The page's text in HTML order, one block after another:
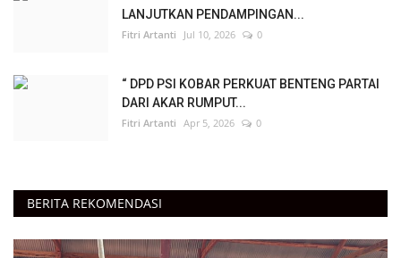
LANJUTKAN PENDAMPINGAN...
Fitri Artanti Jul 10, 2026 0
“ DPD PSI KOBAR PERKUAT BENTENG PARTAI
DARI AKAR RUMPUT...
Fitri Artanti Apr 5, 2026 0
BERITA REKOMENDASI